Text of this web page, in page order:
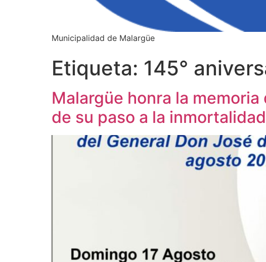
Municipalidad de Malargüe
Etiqueta: 145°
Malargüe honra la
de su paso a la inmortalidad